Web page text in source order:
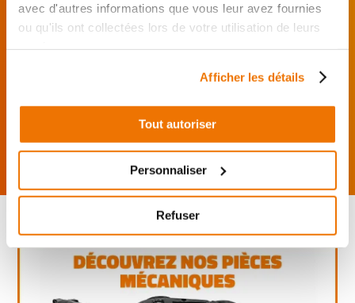
avec d'autres informations que vous leur avez fournies
ou qu'ils ont collectées lors de votre utilisation de leurs
Afficher les détails
Tout autoriser
Personnaliser
Refuser
J’effectue ma
commande
Mes pièces sont livrées et